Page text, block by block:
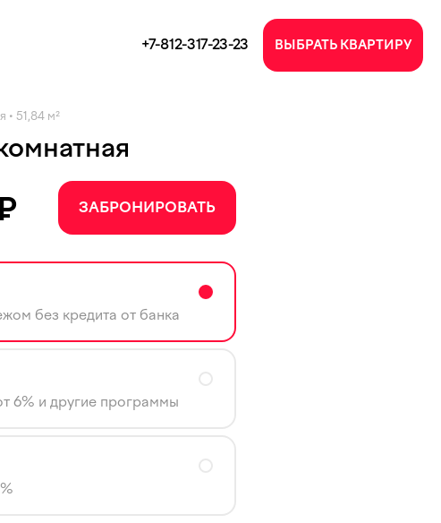
+7-812-317-23-23 ВЫБРАТЬ КВАРТИРУ
• 51,84 м²
ЗАБРОНИРОВАТЬ
без кредита от банка
6% и другие программы